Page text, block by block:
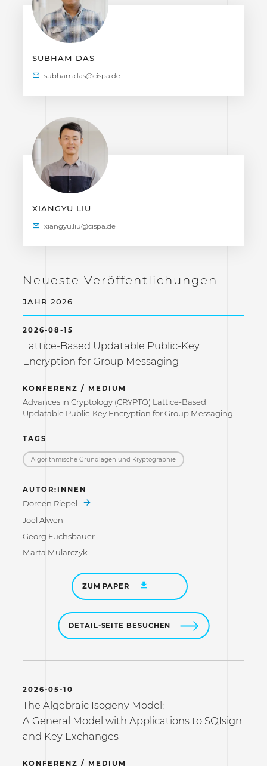
SUBHAM DAS
XIANGYU LIU
Neueste Veröffentlichungen
JAHR 2026
2026-08-15
Lattice-Based Updatable Public-Key
Encryption for Group Messaging
KONFERENZ / MEDIUM
Advances in Cryptology (CRYPTO) Lattice-Based
Updatable Public-Key Encryption for Group Messaging
TAGS
Algorithmische Grundlagen und Kryptographie
AUTOR:INNEN
Doreen Riepel
Joël Alwen
Georg Fuchsbauer
Marta Mularczyk
ZUM PAPER
DETAIL-SEITE BESUCHEN
2026-05-10
The Algebraic Isogeny Model:
A General Model with Applications to SQIsign
and Key Exchanges
KONFERENZ / MEDIUM